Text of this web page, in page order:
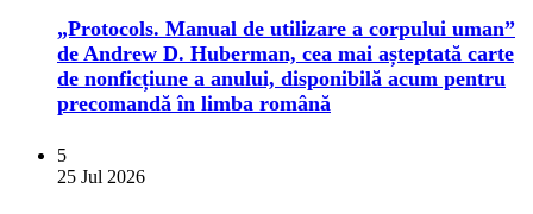
„Protocols. Manual de utilizare a corpului uman”
de Andrew D. Huberman, cea mai așteptată carte
de nonficțiune a anului, disponibilă acum pentru
precomandă în limba română
5
25 Jul 2026